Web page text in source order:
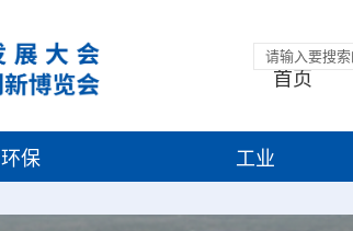
首页
环保 工业